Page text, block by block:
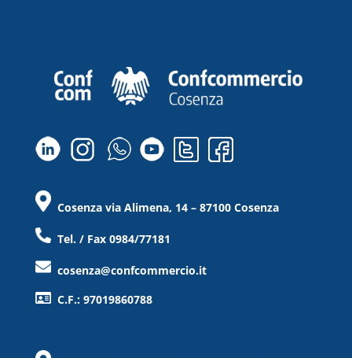
Cosenza via Alimena, 14 – 87100 Cosenza
Tel. / Fax 0984/77181
cosenza@confcommercio.it
C.F.: 97019860788